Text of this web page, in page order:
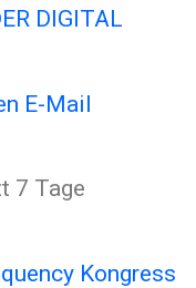
DIGITAL
E-Mail
7 Tage
Kongress